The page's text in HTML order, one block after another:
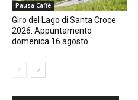
Pausa Caffè
Giro del Lago di Santa Croce
2026. Appuntamento
domenica 16 agosto